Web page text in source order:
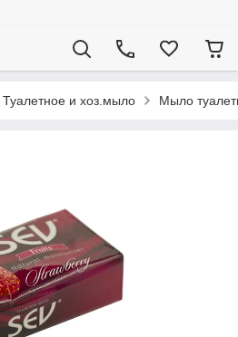
Туалетное и хоз.мыло Мыло